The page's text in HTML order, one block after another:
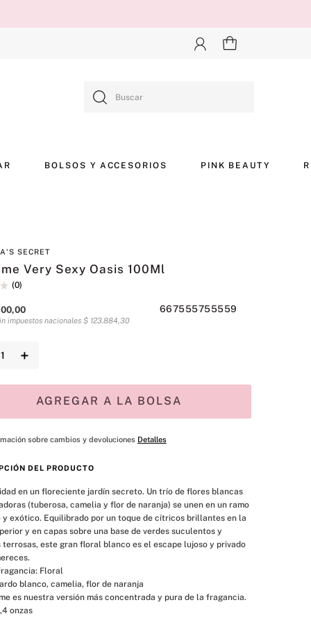
BOLSOS Y ACCESORIOS PINK BEAUTY
SECRET
Very Sexy Oasis 100Ml
(0)
,00 667555755559
impuestos nacionales $ 123.884,30
＋
AGREGAR A LA BOLSA
sobre cambios y devoluciones Detalles
DEL PRODUCTO
en un floreciente jardín secreto. Un trío de flores blancas
(tuberosa, camelia y flor de naranja) se unen en un ramo
y exótico. Equilibrado por un toque de cítricos brillantes en la
y en capas sobre una base de verdes suculentos y
terrosas, este gran floral blanco es el escape lujoso y privado
Floral
blanco, camelia, flor de naranja
es nuestra versión más concentrada y pura de la fragancia.
onzas